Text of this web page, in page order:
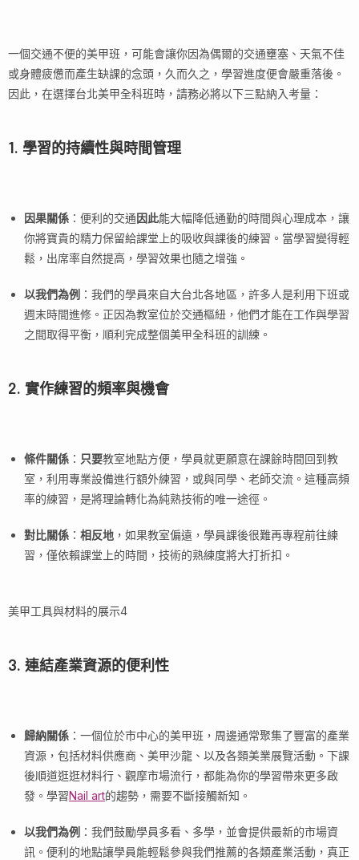
一個交通不便的美甲班，可能會讓你因為偶爾的交通壅塞、天氣不佳
或身體疲憊而產生缺課的念頭，久而久之，學習進度便會嚴重落後。
因此，在選擇台北美甲全科班時，請務必將以下三點納入考量：
1. 學習的持續性與時間管理
因果關係 ：便利的交通因此能大幅降低通勤的時間與心理成本，讓
你將寶貴的精力保留給課堂上的吸收與課後的練習。當學習變得輕
鬆，出席率自然提高，學習效果也隨之增強。
以我們為例 ：我們的學員來自大台北各地區，許多人是利用下班或
週末時間進修。正因為教室位於交通樞紐，他們才能在工作與學習
之間取得平衡，順利完成整個美甲全科班的訓練。
2. 實作練習的頻率與機會
條件關係 ： 只要教室地點方便，學員就更願意在課餘時間回到教
室，利用專業設備進行額外練習，或與同學、老師交流。這種高頻
率的練習，是將理論轉化為純熟技術的唯一途徑。
對比關係 ： 相反地 ，如果教室偏遠，學員課後很難再專程前往練
習，僅依賴課堂上的時間，技術的熟練度將大打折扣。
美甲工具與材料的展示4
3. 連結產業資源的便利性
歸納關係 ：一個位於市中心的美甲班，周邊通常聚集了豐富的產業
資源，包括材料供應商、美甲沙龍、以及各類美業展覽活動。下課
後順道逛逛材料行、觀摩市場流行，都能為你的學習帶來更多啟
發。學習Nail art的趨勢，需要不斷接觸新知。
以我們為例 ：我們鼓勵學員多看、多學，並會提供最新的市場資
訊。便利的地點讓學員能輕鬆參與我們推薦的各類產業活動，真正